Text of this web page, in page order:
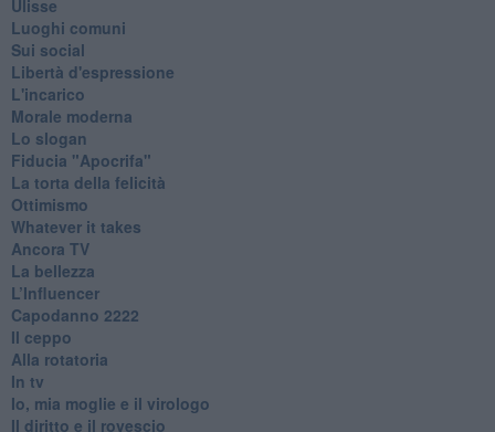
Ulisse
Luoghi comuni
Sui social
Libertà d'espressione
L'incarico
Morale moderna
Lo slogan
Fiducia "Apocrifa"
La torta della felicità
Ottimismo
Whatever it takes
Ancora TV
La bellezza
L’Influencer
​Capodanno 2222
Il ceppo
Alla rotatoria
In tv
Io, mia moglie e il virologo
Il diritto e il rovescio